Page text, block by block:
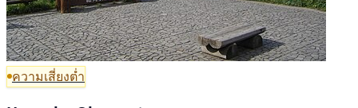
ความเสี่ยงต่ำ